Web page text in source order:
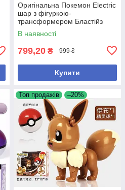
Оригінальна Покемон Electric
шар з фігуркою-
трансформером Бластійз
В наявності
799,20 ₴ 999 ₴
Купити
Топ продажів –20%